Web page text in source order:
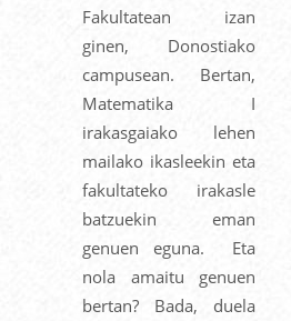
Fakultatean izan
ginen, Donostiako
campusean. Bertan,
Matematika I
irakasgaiako lehen
mailako ikasleekin eta
fakultateko irakasle
batzuekin eman
genuen eguna. Eta
nola amaitu genuen
bertan? Bada, duela